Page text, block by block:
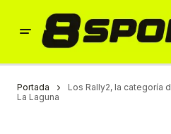
Portada
Los Rally2, la categoría
La Laguna